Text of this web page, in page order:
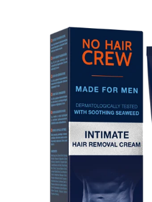
Zu Produktinformationen springen